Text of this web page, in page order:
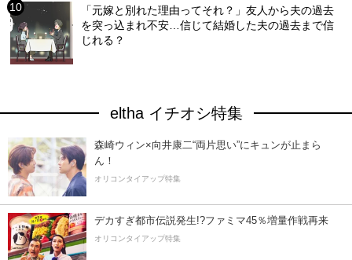
「元嫁と別れた理由ってそれ？」友人から夫の過去
を突っ込まれ不安…信じて結婚した夫の過去まで信
じれる？
eltha イチオシ特集
森崎ウィン×向井康二“両片思い”にキュンが止まら
ん！
オリコンタイアップ特集
デカすぎ都市伝説発生!?ファミマ45％増量作戦再来
オリコンタイアップ特集